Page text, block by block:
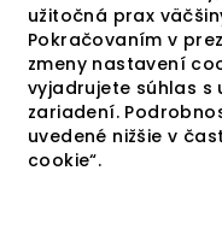
užitočná prax
Pokračovaním v
zmeny nastavení
vyjadrujete súhlas s
zariadení.
uvedené nižšie v
cookie“.